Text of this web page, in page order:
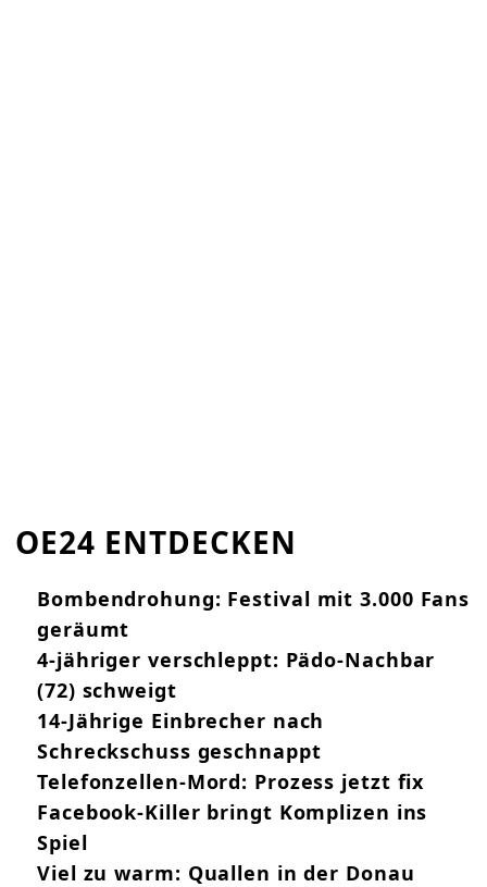
OE24 ENTDECKEN
Bombendrohung: Festival mit 3.000 Fans
geräumt
4-jähriger verschleppt: Pädo-Nachbar
(72) schweigt
14-Jährige Einbrecher nach
Schreckschuss geschnappt
Telefonzellen-Mord: Prozess jetzt fix
Facebook-Killer bringt Komplizen ins
Spiel
Viel zu warm: Quallen in der Donau